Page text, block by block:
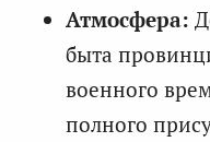
Атмосфера:
быта
военного
полного